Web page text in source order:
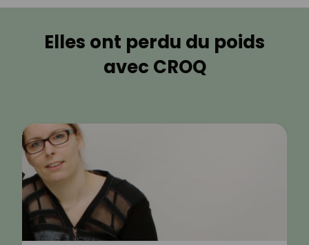
Elles ont perdu du poids
avec CROQ